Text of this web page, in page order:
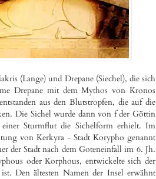
(Lange) und Drepane (Siechel), die sich
Drepane mit dem Mythos von Kronos
aus den Blutstropfen, die auf die
Die Sichel wurde dann von f der Göttin
einer Sturmflut die Sichelform erhielt. Im
von Kerkyra - Stadt Korypho genannt
der Stadt nach dem Goteneinfall im 6. Jh.
oder Korphous, entwickelte sich der
Den ältesten Namen der Insel erwähnt